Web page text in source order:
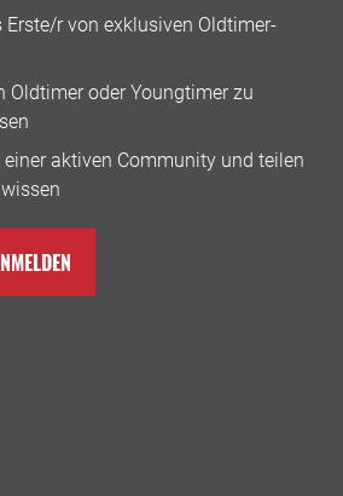
Erste/r von exklusiven Oldtimer-
Oldtimer oder Youngtimer zu
einer aktiven Community und teilen